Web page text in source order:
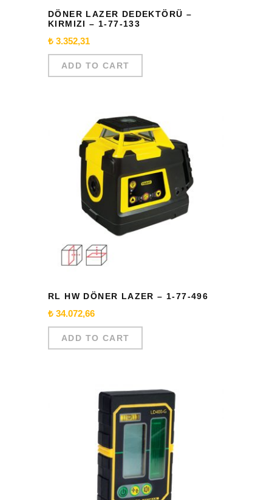
DÖNER LAZER DEDEKTÖRÜ –
KIRMIZI – 1-77-133
₺ 3.352,31
ADD TO CART
RL HW DÖNER LAZER – 1-77-496
₺ 34.072,66
ADD TO CART